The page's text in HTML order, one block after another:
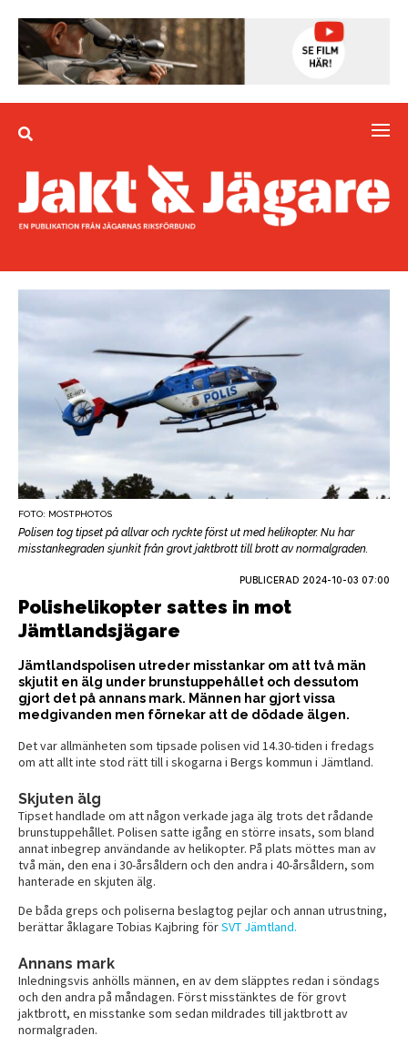
FOTO: MOSTPHOTOS
Polisen tog tipset på allvar och ryckte först ut med helikopter. Nu har
misstankegraden sjunkit från grovt jaktbrott till brott av normalgraden.
PUBLICERAD 2024-10-03 07:00
Polishelikopter sattes in mot
Jämtlandsjägare
Jämtlandspolisen utreder misstankar om att två män
skjutit en älg under brunstuppehållet och dessutom
gjort det på annans mark. Männen har gjort vissa
medgivanden men förnekar att de dödade älgen.
Det var allmänheten som tipsade polisen vid 14.30-tiden i fredags
om att allt inte stod rätt till i skogarna i Bergs kommun i Jämtland.
Skjuten älg
Tipset handlade om att någon verkade jaga älg trots det rådande
brunstuppehållet. Polisen satte igång en större insats, som bland
annat inbegrep användande av helikopter. På plats möttes man av
två män, den ena i 30-årsåldern och den andra i 40-årsåldern, som
hanterade en skjuten älg.
De båda greps och poliserna beslagtog pejlar och annan utrustning,
berättar åklagare Tobias Kajbring förSVT Jämtland.
Annans mark
Inledningsvis anhölls männen, en av dem släpptes redan i söndags
och den andra på måndagen. Först misstänktes de för grovt
jaktbrott, en misstanke som sedan mildrades till jaktbrott av
normalgraden.